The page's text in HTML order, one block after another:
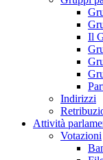
Il
Indirizzi
Attività
Votazioni